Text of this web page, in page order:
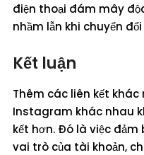
điện thoại đám mây
nhầm lẫn khi chuyển
Kết luận
Thêm các liên kết
Instagram khác nhau
kết hơn. Đó là việc đảm
vai trò của tài khoản,